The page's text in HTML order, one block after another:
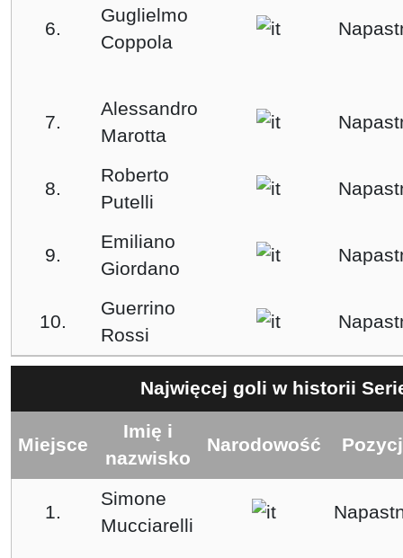
6.
Guglielmo
Coppola
7.
Alessandro
Marotta
8.
Roberto
Putelli
9.
Emiliano
Giordano
10.
Guerrino
Rossi
Najwięcej goli w historii
Miejsce
Imię i
nazwisko
Narodowość
1.
Simone
Mucciarelli